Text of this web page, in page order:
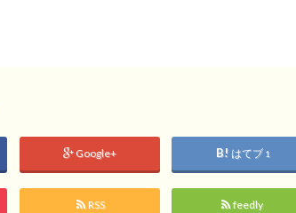
Google+ はてブ 1
RSS feedly